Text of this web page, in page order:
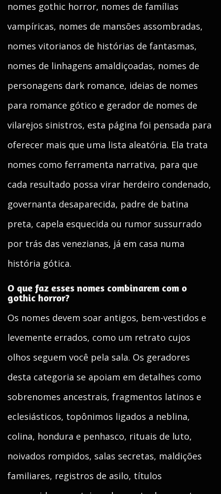
nomes gothic horror, nomes de famílias
vampíricas, nomes de mansões assombradas,
nomes vitorianos de histórias de fantasmas,
nomes de linhagens amaldiçoadas, nomes de
personagens dark romance, ideias de nomes
para romance gótico e gerador de nomes de
vilarejos sinistros, esta página foi pensada para
oferecer mais que uma lista aleatória. Ela trata
nomes como ferramenta narrativa, para que
cada resultado possa virar herdeiro condenado,
governanta desaparecida, padre de batina
preta, capela esquecida ou rumor sussurrado
por trás das venezianas, já em casa numa
história gótica.
O que faz esses nomes combinarem com o
gothic horror?
Os nomes devem soar antigos, bem-vestidos e
levemente errados, como um retrato cujos
olhos seguem você pela sala. Os geradores
desta categoria se apoiam em detalhes como
sobrenomes ancestrais, fragmentos latinos e
eclesiásticos, topônimos ligados a neblina,
colina, hondura e penhasco, rituais de luto,
noivados rompidos, salas secretas, maldições
familiares, registros de asilo, títulos